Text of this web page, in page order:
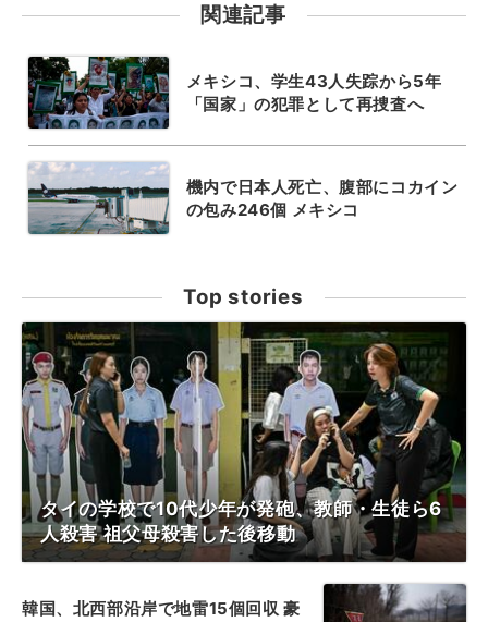
関連記事
メキシコ、学生43人失踪から5年
「国家」の犯罪として再捜査へ
機内で日本人死亡、腹部にコカイン
の包み246個 メキシコ
Top stories
タイの学校で10代少年が発砲、教師・生徒ら6
人殺害 祖父母殺害した後移動
韓国、北西部沿岸で地雷15個回収 豪